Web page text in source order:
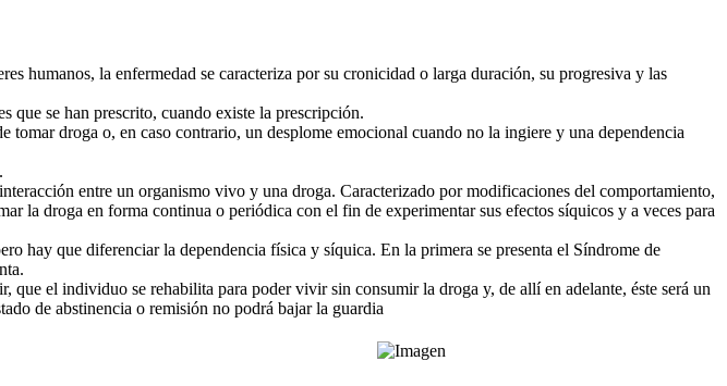
humanos, la enfermedad se caracteriza por su cronicidad o larga duración, su progresiva y las
que se han prescrito, cuando existe la prescripción.
droga o, en caso contrario, un desplome emocional cuando no la ingiere y una dependencia
entre un organismo vivo y una droga. Caracterizado por modificaciones del comportamiento,
la droga en forma continua o periódica con el fin de experimentar sus efectos síquicos y a veces para
hay que diferenciar la dependencia física y síquica. En la primera se presenta el Síndrome de
que el individuo se rehabilita para poder vivir sin consumir la droga y, de allí en adelante, éste será un
de abstinencia o remisión no podrá bajar la guardia